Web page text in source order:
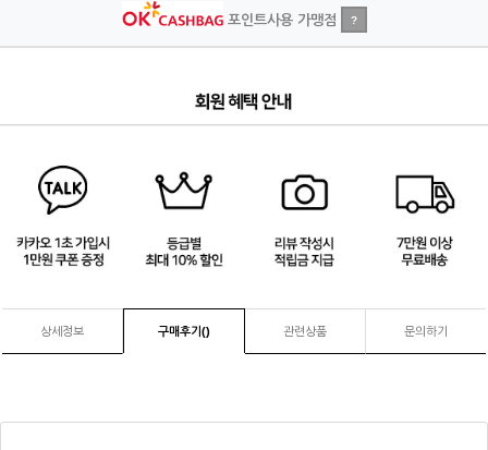
포인트사용 가맹점 ?
상세정보 구매후기() 관련상품 문의하기